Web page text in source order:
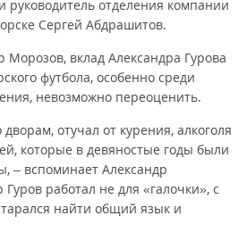
руководитель отделения компании
Сергей Абдрашитов.
Морозов, вклад Александра Гурова
футбола, особенно среди
невозможно переоценить.
отучал от курения, алкоголя
которые в девяностые годы были
– вспоминает Александр
работал не для «галочки», с
найти общий язык и